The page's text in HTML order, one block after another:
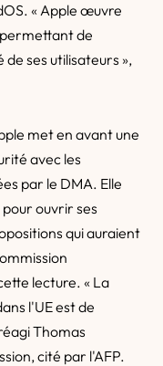
« Apple œuvre
de
ses utilisateurs »,
met en avant une
avec les
par le DMA. Elle
ouvrir ses
qui auraient
lecture. « La
l'UE est de
Thomas
cité par l'AFP.